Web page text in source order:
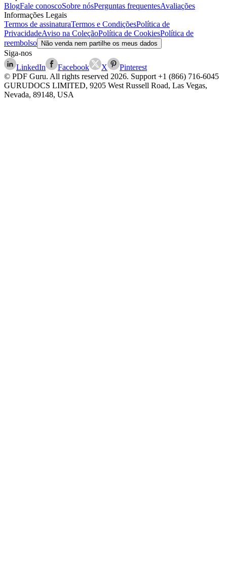
BlogFale conoscoSobre nósPerguntas frequentesAvaliações
Informações Legais
Termos de assinaturaTermos e CondiçõesPolítica de
PrivacidadeAviso na ColeçãoPolítica de CookiesPolítica de
reembolso
Não venda nem partilhe os meus dados
Siga-nos
LinkedIn
Facebook X
Pinterest
© PDF Guru. All rights reserved 2026. Support +1 (866) 716-6045
GURUDOCS LIMITED, 9205 West Russell Road, Las Vegas,
Nevada, 89148, USA